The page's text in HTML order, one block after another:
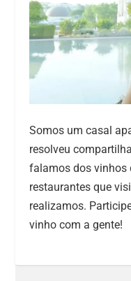
Somos um casal
resolveu
falamos dos vinhos
restaurantes que
realizamos.
vinho com a gente!